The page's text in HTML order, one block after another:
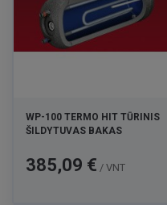
WP-100 TERMO HIT TŪRINIS
ŠILDYTUVAS BAKAS
Kaina
385,09 € / VNT